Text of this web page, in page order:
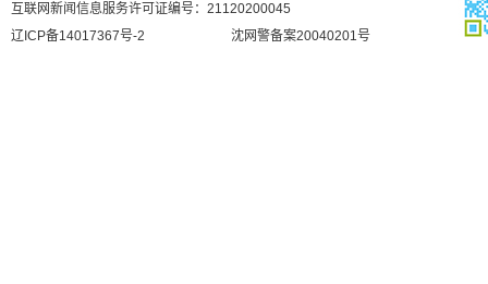
互联网新闻信息服务许可证编号：21120200045
辽ICP备14017367号-2
沈网警备案20040201号